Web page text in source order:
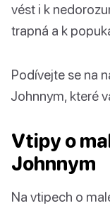
vést i k
trapná a k
Podívejte se na
Johnnym, které
Vtipy o
Johnnym
Na vtipech o